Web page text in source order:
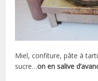
Miel, confiture, pâte à
sucre…on en salive